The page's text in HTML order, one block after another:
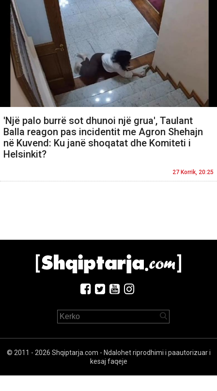
'Një palo burrë sot dhunoi një grua', Taulant
Balla reagon pas incidentit me Agron Shehajn
në Kuvend: Ku janë shoqatat dhe Komiteti i
Helsinkit?
27 Korrik, 20:25
© 2011 - 2026 Shqiptarja.com - Ndalohet riprodhimi i paautorizuar i
kesaj faqeje